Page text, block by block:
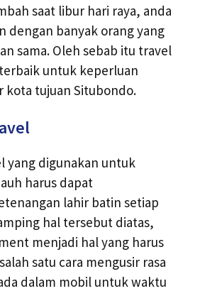
saat libur hari raya, anda
dengan banyak orang yang
sama. Oleh sebab itu travel
untuk keperluan
kota tujuan Situbondo.
yang digunakan untuk
harus dapat
lahir batin setiap
hal tersebut diatas,
menjadi hal yang harus
satu cara mengusir rasa
dalam mobil untuk waktu